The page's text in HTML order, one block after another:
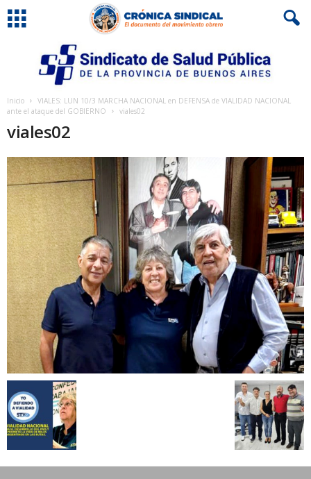
Inicio
VIALES: LUN 10/3 MARCHA NACIONAL en DEFENSA de VIALIDAD NACIONAL
ante el ataque del GOBIERNO
viales02
viales02